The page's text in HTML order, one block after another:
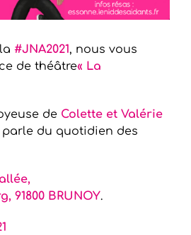
#JNA2021, nous vous
de théâtre« La
de Colette et Valérie
du quotidien des
91800 BRUNOY.